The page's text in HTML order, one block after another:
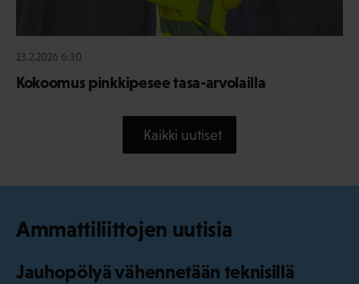
13.2.2026 6:30
Kokoomus pinkkipesee tasa-arvolailla
Kaikki uutiset
Ammattiliittojen uutisia
Jauhopölyä vähennetään teknisillä